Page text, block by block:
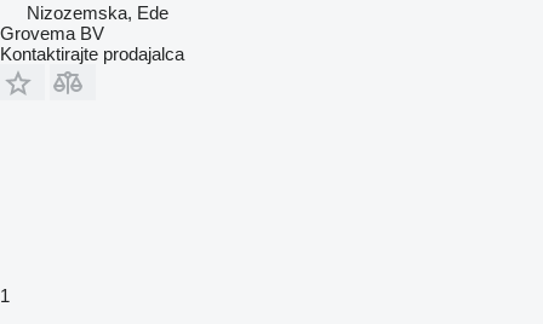
Nizozemska, Ede
Grovema BV
Kontaktirajte prodajalca
1